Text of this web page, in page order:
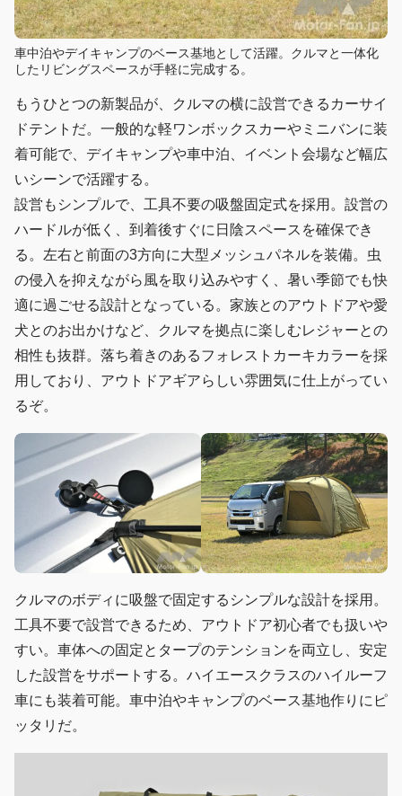
車中泊やデイキャンプのベース基地として活躍。クルマと一体化
したリビングスペースが手軽に完成する。
もうひとつの新製品が、クルマの横に設営できるカーサイ
ドテントだ。一般的な軽ワンボックスカーやミニバンに装
着可能で、デイキャンプや車中泊、イベント会場など幅広
いシーンで活躍する。
設営もシンプルで、工具不要の吸盤固定式を採用。設営の
ハードルが低く、到着後すぐに日陰スペースを確保でき
る。左右と前面の3方向に大型メッシュパネルを装備。虫
の侵入を抑えながら風を取り込みやすく、暑い季節でも快
適に過ごせる設計となっている。家族とのアウトドアや愛
犬とのお出かけなど、クルマを拠点に楽しむレジャーとの
相性も抜群。落ち着きのあるフォレストカーキカラーを採
用しており、アウトドアギアらしい雰囲気に仕上がってい
るぞ。
クルマのボディに吸盤で固定するシンプルな設計を採用。
工具不要で設営できるため、アウトドア初心者でも扱いや
すい。車体への固定とタープのテンションを両立し、安定
した設営をサポートする。ハイエースクラスのハイルーフ
車にも装着可能。車中泊やキャンプのベース基地作りにピ
ッタリだ。